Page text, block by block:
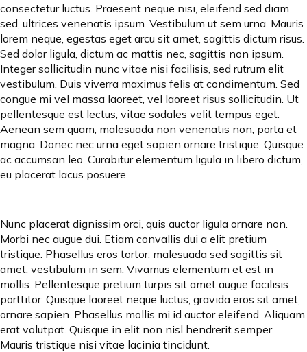
consectetur luctus. Praesent neque nisi, eleifend sed diam
sed, ultrices venenatis ipsum. Vestibulum ut sem urna. Mauris
lorem neque, egestas eget arcu sit amet, sagittis dictum risus.
Sed dolor ligula, dictum ac mattis nec, sagittis non ipsum.
Integer sollicitudin nunc vitae nisi facilisis, sed rutrum elit
vestibulum. Duis viverra maximus felis at condimentum. Sed
congue mi vel massa laoreet, vel laoreet risus sollicitudin. Ut
pellentesque est lectus, vitae sodales velit tempus eget.
Aenean sem quam, malesuada non venenatis non, porta et
magna. Donec nec urna eget sapien ornare tristique. Quisque
ac accumsan leo. Curabitur elementum ligula in libero dictum,
eu placerat lacus posuere.
Nunc placerat dignissim orci, quis auctor ligula ornare non.
Morbi nec augue dui. Etiam convallis dui a elit pretium
tristique. Phasellus eros tortor, malesuada sed sagittis sit
amet, vestibulum in sem. Vivamus elementum et est in
mollis. Pellentesque pretium turpis sit amet augue facilisis
porttitor. Quisque laoreet neque luctus, gravida eros sit amet,
ornare sapien. Phasellus mollis mi id auctor eleifend. Aliquam
erat volutpat. Quisque in elit non nisl hendrerit semper.
Mauris tristique nisi vitae lacinia tincidunt.